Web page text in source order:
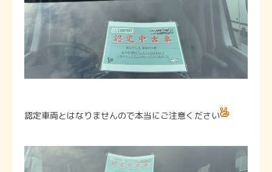
認定車両とはなりませんので本当にご注意ください